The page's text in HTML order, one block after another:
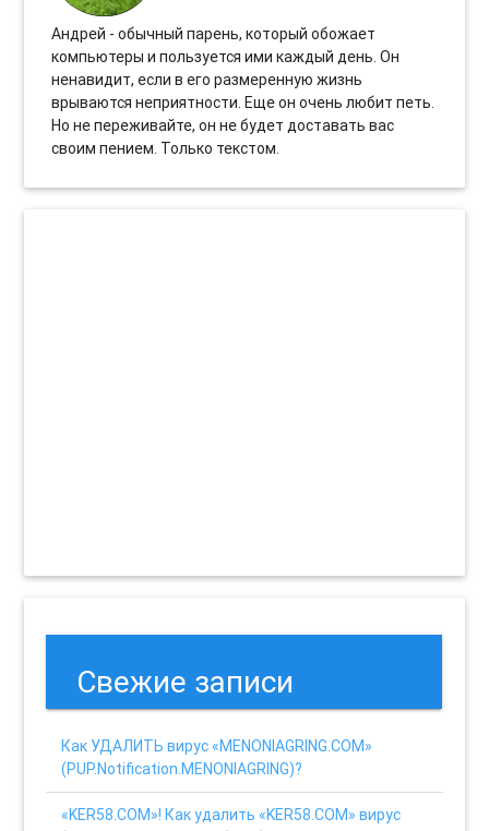
Андрей - обычный парень, который обожает
компьютеры и пользуется ими каждый день. Он
ненавидит, если в его размеренную жизнь
врываются неприятности. Еще он очень любит петь.
Но не переживайте, он не будет доставать вас
своим пением. Только текстом.
Свежие записи
Как УДАЛИТЬ вирус «MENONIAGRING.COM»
(PUP.Notification.MENONIAGRING)?
«KER58.COM»! Как удалить «KER58.COM» вирус